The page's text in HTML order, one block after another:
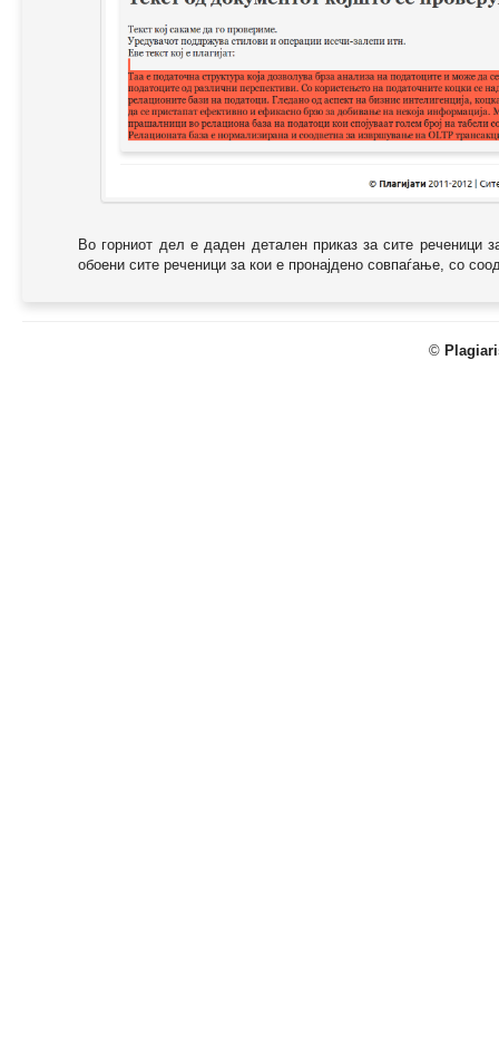
Во горниот дел е даден детален приказ за сите реченици
обоени сите реченици за кои е пронајдено совпаѓање, со
©